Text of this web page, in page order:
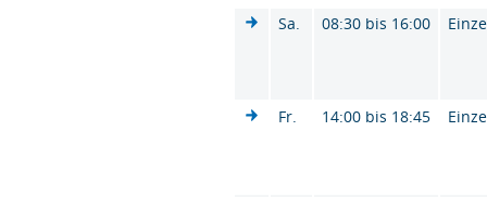
Sa. 08:30 bis 16:00
Fr. 14:00 bis 18:45